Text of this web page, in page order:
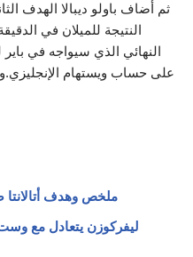
النهائي الذي سيواجه في باير
على حساب ويستهام
ملخص وهدف أتالانتا
ليفركوزن يتعادل مع